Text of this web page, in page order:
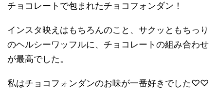
チョコレートで包まれたチョコフォンダン！
インスタ映えはもちろんのこと、サクッともちっり
のヘルシーワッフルに、チョコレートの組み合わせ
が最高でした。
私はチョコフォンダンのお味が一番好きでした♡♡